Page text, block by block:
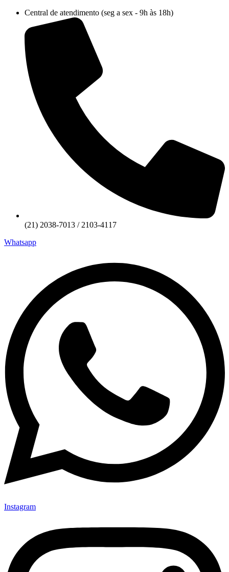
conteúdo
Central de atendimento (seg a sex - 9h às 18h)
(21) 2038-7013 / 2103-4117
Whatsapp
Instagram